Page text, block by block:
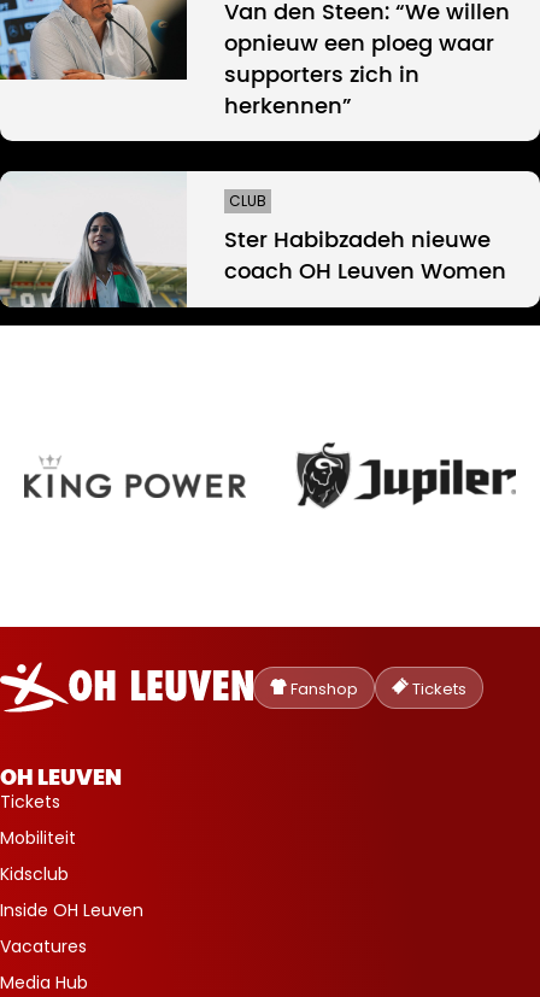
Van den Steen: “We willen
opnieuw een ploeg waar
supporters zich in
herkennen”
CLUB
Ster Habibzadeh nieuwe
coach OH Leuven Women
Oud-
Heverlee
Leuven
Fanshop Tickets
OH LEUVEN
Tickets
Mobiliteit
Kidsclub
Inside OH Leuven
Vacatures
Media Hub